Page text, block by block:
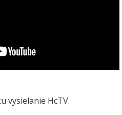
vysielanie HcTV.